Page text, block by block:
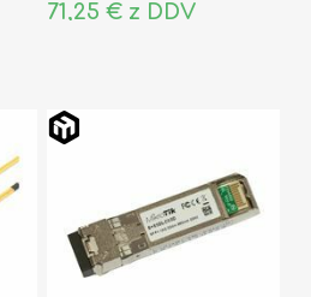
71,25 € z DDV